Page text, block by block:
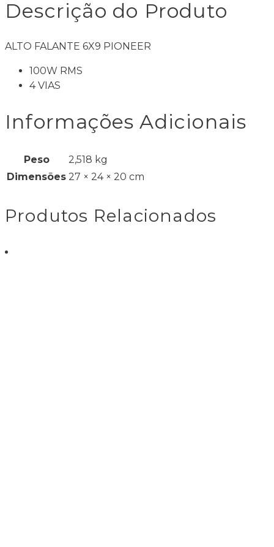
Descrição do Produto
ALTO FALANTE 6X9 PIONEER
100W RMS
4 VIAS
Informações Adicionais
Peso
2,518 kg
Dimensões 27 × 24 × 20 cm
Produtos Relacionados